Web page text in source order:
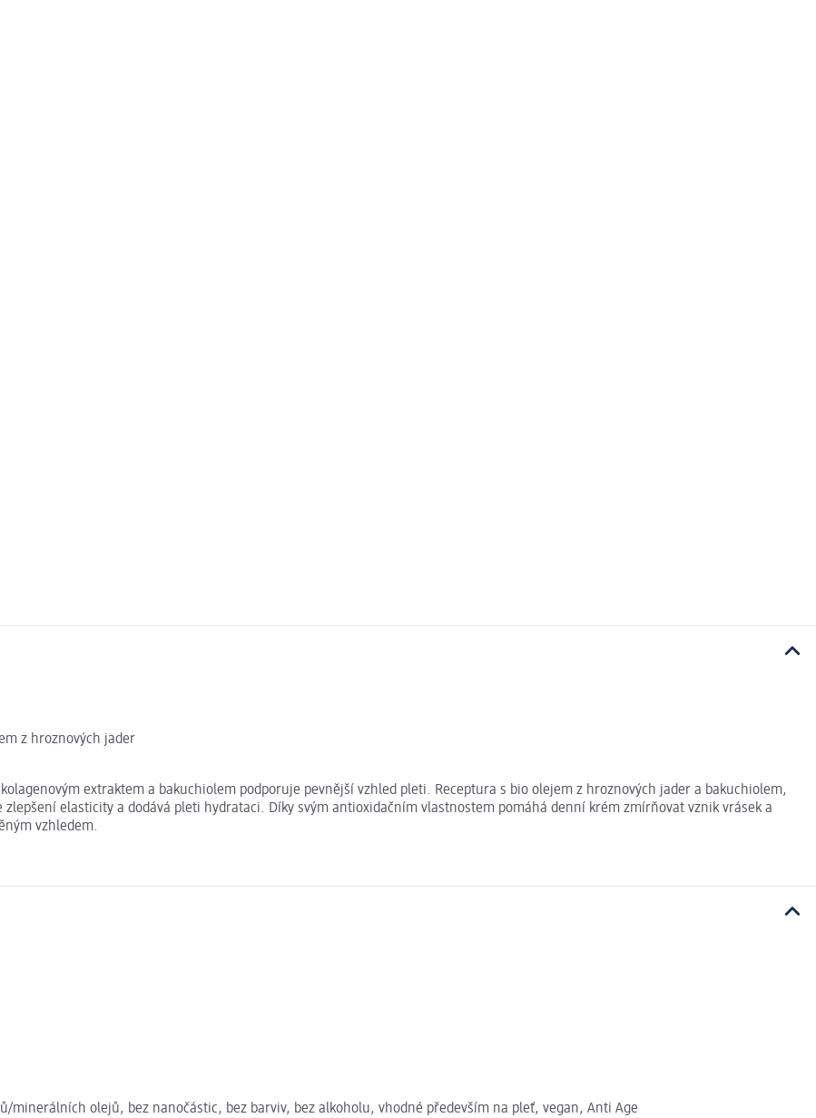
z hroznových jader
extraktem a bakuchiolem podporuje pevnější vzhled pleti. Receptura s bio olejem z hroznových jader a bakuchiolem,
elasticity a dodává pleti hydrataci. Díky svým antioxidačním vlastnostem pomáhá denní krém zmírňovat vznik vrásek a
vzhledem.
olejů, bez nanočástic, bez barviv, bez alkoholu, vhodné především na pleť, vegan, Anti Age